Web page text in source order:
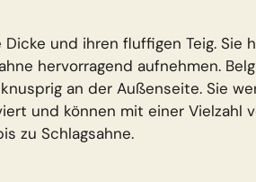
und ihren fluffigen Teig. Sie
hervorragend aufnehmen.
an der Außenseite. Sie
und können mit einer Vielzahl
zu Schlagsahne.